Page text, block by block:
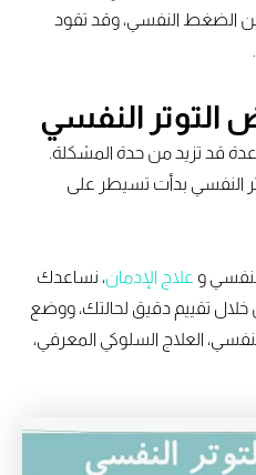
الضغط النفسي، وقد تقود
التوتر النفسي
قد تزيد من حدة المشكلة.
النفسي بدأت تسيطر على
وعلاج الإدمان، نساعدك
تقييم دقيق لحالتك، ووضع
العلاج السلوكي المعرفي،